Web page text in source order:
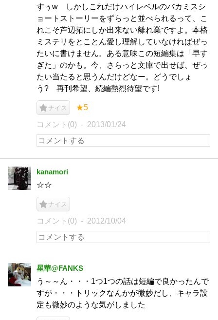
すぅw しかしこれだけハイレベルのバカミスシ
ョートストーリーをずらっと並べられるって、こ
れこそ芦辺拓にしか出来ない離れ業ですよ。本格
ミステリをとことん愛し理解していなければぜっ
たいに書けません。ある意味この短編集は「早す
ぎた」のかも。今、さらっと文庫で出せば、ぜっ
たい当たると思うんだけどなー。どうでしょ
う? 再刊希望、続編熱烈待望です!
ナイス ★5
コメント(0) 2013/01/24
kanamori
☆☆
ナイス
コメント(0) 2012/10/04
星華@FANKS
う～～ん・・・1つ1つの話は短編で良かったんで
すが・・・トリックなんかが微妙だし、キャラ設
定も微妙のような気がしました